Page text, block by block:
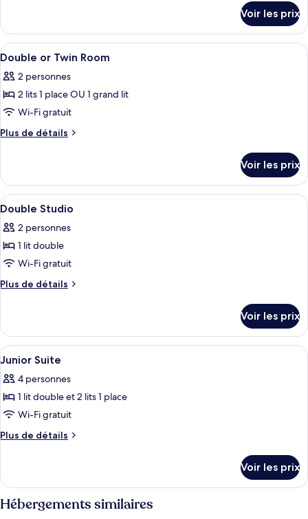
2
studios
Supérieurs
Adjacents
le
type
de
2
studios
Adjacents
Voir les prix
Afficher
toutes
les
photos
pour
ce
chambre :
Double
or
Twin
Room
Bureau, rideaux occultants, fer et
8
Double or Twin Room
2 personnes
2 lits 1 place OU 1 grand lit
Wi-Fi gratuit
Plus de détails
Plus
le
type
de
Double
or
Room
Voir les prix
Afficher
toutes
les
photos
pour
ce
chambre :
Double
Studio
Bureau, rideaux occultants, fer et
7
Double Studio
2 personnes
1 lit double
Wi-Fi gratuit
Plus de détails
Plus
le
type
de
Double
Studio
Voir les prix
Afficher
toutes
les
photos
pour
ce
chambre :
Junior
Suite
Bureau, rideaux occultants, fer et
9
Junior Suite
4 personnes
1 lit double et 2 lits 1 place
Wi-Fi gratuit
Plus de détails
Plus
le
type
de
Voir les prix
Hébergements similaires